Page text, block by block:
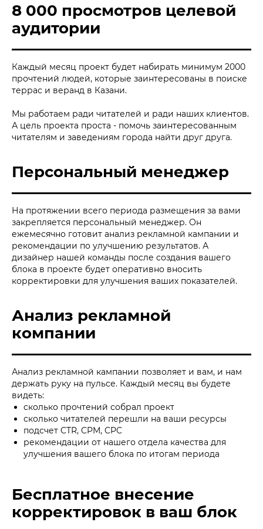
8 000 просмотров целевой
аудитории
Каждый месяц проект будет набирать минимум 2000
прочтений людей, которые заинтересованы в поиске
террас и веранд в Казани.
Мы работаем ради читателей и ради наших клиентов.
А цель проекта проста - помочь заинтересованным
читателям и заведениям города найти друг друга.
Персональный менеджер
На протяжении всего периода размещения за вами
закрепляется персональный менеджер. Он
ежемесячно готовит анализ рекламной кампании и
рекомендации по улучшению результатов. А
дизайнер нашей команды после создания вашего
блока в проекте будет оперативно вносить
корректировки для улучшения ваших показателей.
Анализ рекламной
компании
Анализ рекламной кампании позволяет и вам, и нам
держать руку на пульсе. Каждый месяц вы будете
видеть:
сколько прочтений собрал проект
сколько читателей перешли на ваши ресурсы
подсчет CTR, CPM, CPC
рекомендации от нашего отдела качества для
улучшения вашего блока по итогам периода
Бесплатное внесение
корректировок в ваш блок